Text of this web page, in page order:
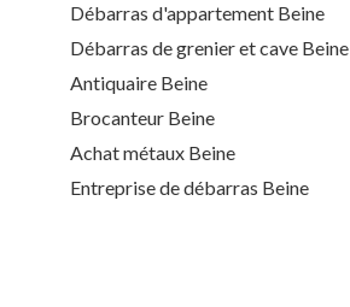
Débarras d'appartement Beine
Débarras de grenier et cave Beine
Antiquaire Beine
Brocanteur Beine
Achat métaux Beine
Entreprise de débarras Beine